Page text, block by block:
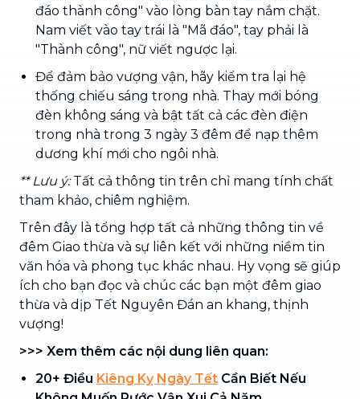
đáo thành công" vào lòng bàn tay nắm chặt.
Nam viết vào tay trái là "Mã đáo", tay phải là
"Thành công", nữ viết ngược lại.
Để đảm bảo vượng vận, hãy kiểm tra lại hệ
thống chiếu sáng trong nhà. Thay mới bóng
đèn không sáng và bật tất cả các đèn điện
trong nhà trong 3 ngày 3 đêm để nạp thêm
dương khí mới cho ngôi nhà.
** Lưu ý:Tất cả thông tin trên chỉ mang tính chất
tham khảo, chiêm nghiệm.
Trên đây là tổng hợp tất cả những thông tin về
đêm Giao thừa và sự liên kết với những niềm tin
văn hóa và phong tục khác nhau. Hy vọng sẽ giúp
ích cho bạn đọc và chúc các bạn một đêm giao
thừa và dịp Tết Nguyên Đán an khang, thịnh
vượng!
>>> Xem thêm các nội dung liên quan:
20+ Điều Kiêng Kỵ Ngày Tết Cần Biết Nếu